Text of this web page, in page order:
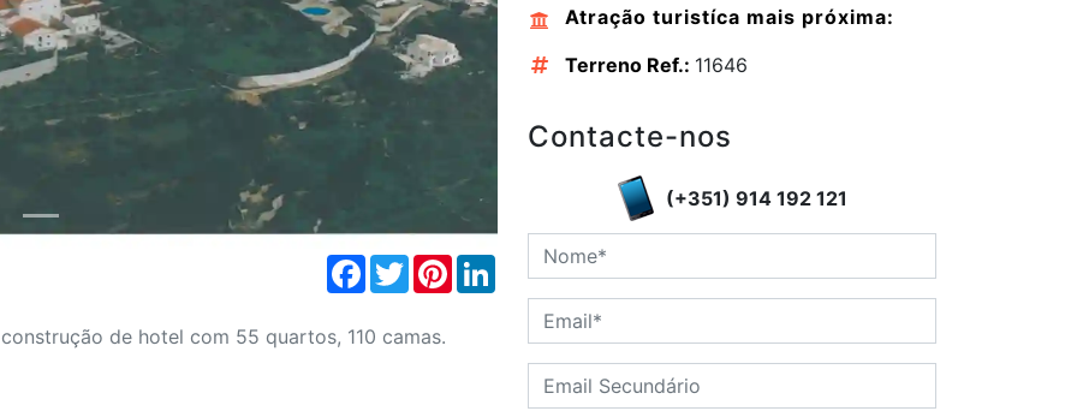
Facebook
TwitterPinterestLinkedIn
de hotel com 55 quartos, 110 camas.
Atração turistíca mais próxima:
Terreno Ref.: 11646
Contacte-nos
(+351) 914 192 121